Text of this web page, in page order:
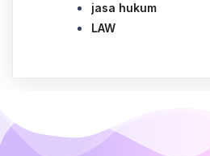
jasa hukum
LAW